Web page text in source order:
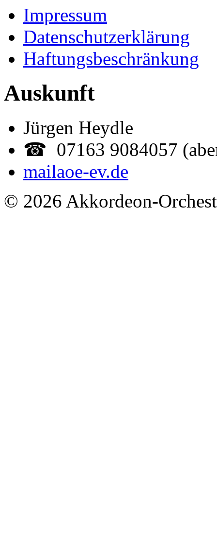
Impressum
Datenschutzerklärung
Haftungsbeschränkung
Auskunft
Jürgen Heydle
☎ 07163 9084057
mailaoe-ev.de
© 2026 Akkordeon-